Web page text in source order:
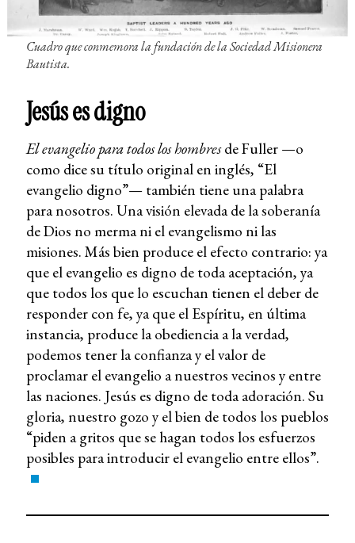
Cuadro que conmemora la fundación de la Sociedad Misionera
Bautista.
Jesús es digno
El evangelio para todos los hombresde Fuller —o
como dice su título original en inglés, “El
evangelio digno”— también tiene una palabra
para nosotros. Una visión elevada de la soberanía
de Dios no merma ni el evangelismo ni las
misiones. Más bien produce el efecto contrario: ya
que el evangelio es digno de toda aceptación, ya
que todos los que lo escuchan tienen el deber de
responder con fe, ya que el Espíritu, en última
instancia, produce la obediencia a la verdad,
podemos tener la confianza y el valor de
proclamar el evangelio a nuestros vecinos y entre
las naciones. Jesús es digno de toda adoración. Su
gloria, nuestro gozo y el bien de todos los pueblos
“piden a gritos que se hagan todos los esfuerzos
posibles para introducir el evangelio entre ellos”.